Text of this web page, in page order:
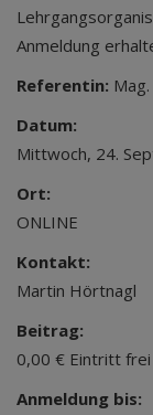
Anmeldung
Referentin:
Datum:
Mittwoch, 24.
Ort:
ONLINE
Kontakt:
Martin Hörtnagl
Beitrag:
0,00 € Eintritt frei
Anmeldung bis: